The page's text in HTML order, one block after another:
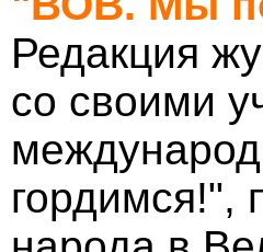
Редакция
со своими
гордимся!",